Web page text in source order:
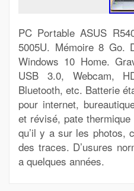
PC Portable ASUS
5005U. Mémoire 8 Go.
Windows 10 Home.
USB 3.0, Webcam,
Bluetooth, etc. Batterie
pour internet,
et révisé, pate
qu’il y a sur les photos,
des traces. D’usures
a quelques années.